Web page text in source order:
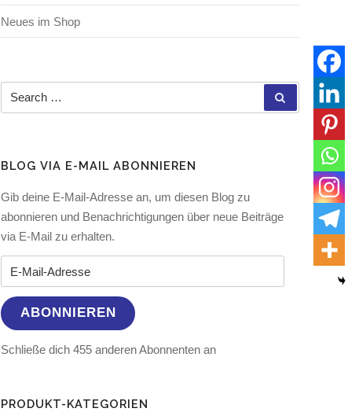
Neues im Shop
Search for: SEARCH
BLOG VIA E-MAIL ABONNIEREN
Gib deine E-Mail-Adresse an, um diesen Blog zu
abonnieren und Benachrichtigungen über neue Beiträge
via E-Mail zu erhalten.
E-Mail-Adresse
ABONNIEREN
Schließe dich 455 anderen Abonnenten an
PRODUKT-KATEGORIEN